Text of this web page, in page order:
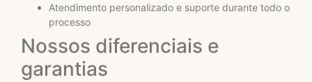
Atendimento personalizado e suporte durante todo o
processo
Nossos diferenciais e
garantias